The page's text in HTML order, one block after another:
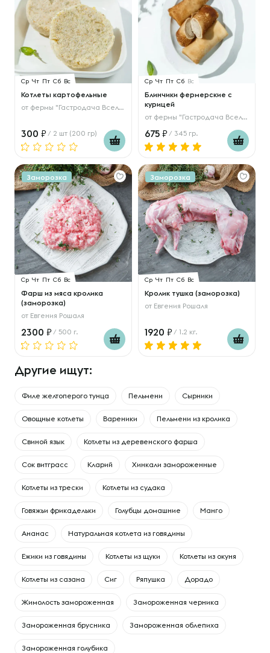
Ср Чт Пт Сб Вс
Котлеты картофельные
от фермы "Гастродача Вселуг"
300 / 2 шт (200 гр)
Ср Чт Пт Сб Вс
Блинчики фермерские с
курицей
от фермы "Гастродача Вселуг"
675 / 345 гр.
Заморозка
Ср Чт Пт Сб Вс
Фарш из мяса кролика
(заморозка)
от Евгения Рошаля
2300 / 500 г.
Заморозка
Ср Чт Пт Сб Вс
Кролик тушка (заморозка)
от Евгения Рошаля
1920 / 1.2 кг.
Другие ищут:
Филе желтоперого тунца Пельмени Сырники
Овощные котлеты Вареники Пельмени из кролика
Свиной язык Котлеты из деревенского фарша
Сок витграсс Кларий Хинкали замороженные
Котлеты из трески Котлеты из судака
Говяжьи фрикадельки Голубцы домашние Манго
Ананас Натуральная котлета из говядины
Ежики из говядины Котлеты из щуки Котлеты из окуня
Котлеты из сазана Сиг Ряпушка Дорадо
Жимолость замороженная Замороженная черника
Замороженная брусника Замороженная облепиха
Замороженная голубика